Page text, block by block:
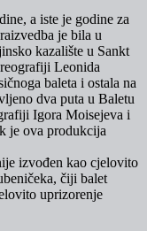
a iste je godine za
je bila u
kazalište u Sankt
Leonida
baleta i ostala na
dva puta u Baletu
Igora Moisejeva i
je ova produkcija
izvođen kao cjelovito
čiji balet
uprizorenje